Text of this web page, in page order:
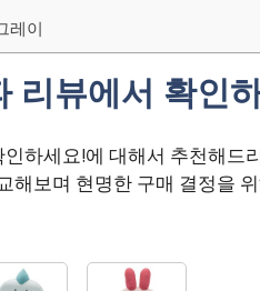
레이
리뷰에서 확인
하세요!에 대해서 추천해드
해보며 현명한 구매 결정을